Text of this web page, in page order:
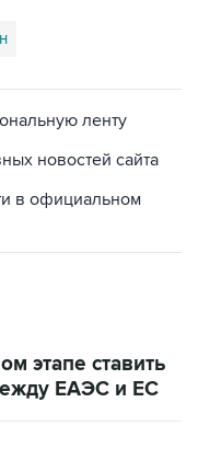
ленту
новостей сайта
в официальном
этапе ставить
ЕАЭС и ЕС